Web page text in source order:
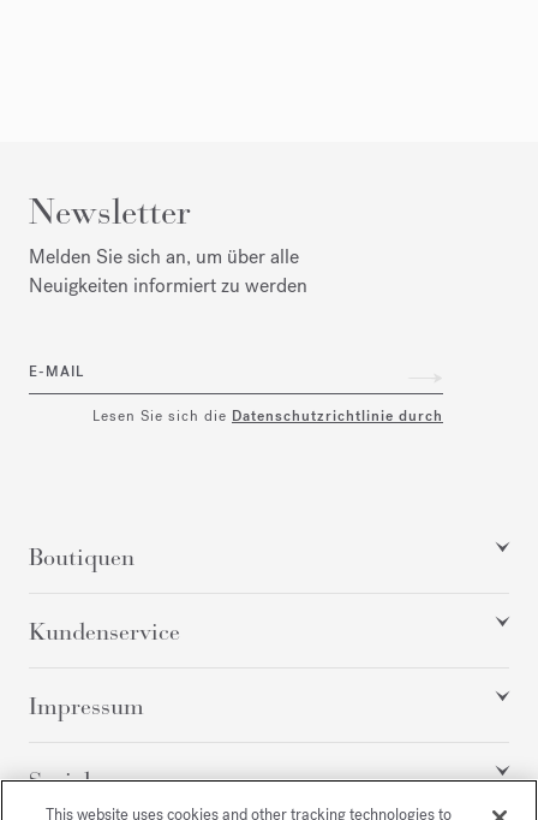
Newsletter
Melden Sie sich an, um über alle
Neuigkeiten informiert zu werden
E-MAIL
Lesen Sie sich die Datenschutzrichtlinie durch
Boutiquen
Kundenservice
Impressum
Social
This website uses cookies and other tracking technologies to